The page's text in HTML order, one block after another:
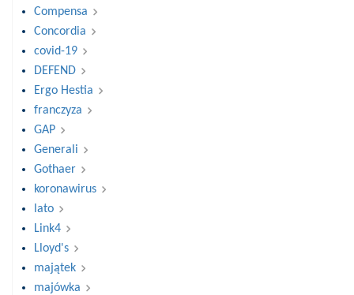
Compensa
Concordia
covid-19
DEFEND
Ergo Hestia
franczyza
GAP
Generali
Gothaer
koronawirus
lato
Link4
Lloyd's
majątek
majówka